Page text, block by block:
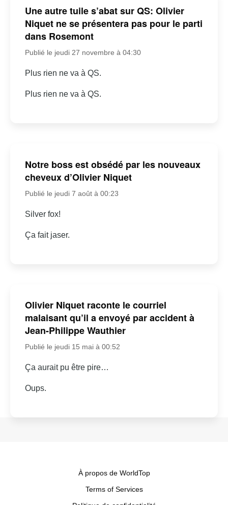
Une autre tuile s’abat sur QS: Olivier
Niquet ne se présentera pas pour le parti
dans Rosemont
Publié le jeudi 27 novembre à 04:30
Plus rien ne va à QS.
Plus rien ne va à QS.
Notre boss est obsédé par les nouveaux
cheveux d’Olivier Niquet
Publié le jeudi 7 août à 00:23
Silver fox!
Ça fait jaser.
Olivier Niquet raconte le courriel
malaisant qu’il a envoyé par accident à
Jean-Philippe Wauthier
Publié le jeudi 15 mai à 00:52
Ça aurait pu être pire…
Oups.
À propos de WorldTop
Terms of Services